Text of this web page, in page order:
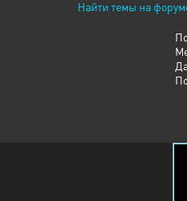
Найти темы на